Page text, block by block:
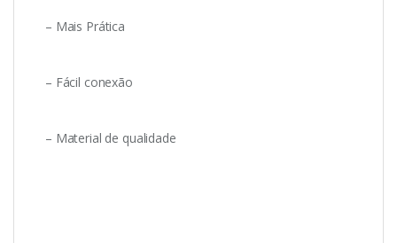
– Mais Prática
– Fácil conexão
– Material de qualidade